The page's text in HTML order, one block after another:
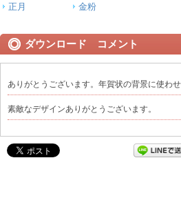
正月
金粉
ダウンロード コメント
ありがとうございます。年賀状の背景に使わ
素敵なデザインありがとうございます。